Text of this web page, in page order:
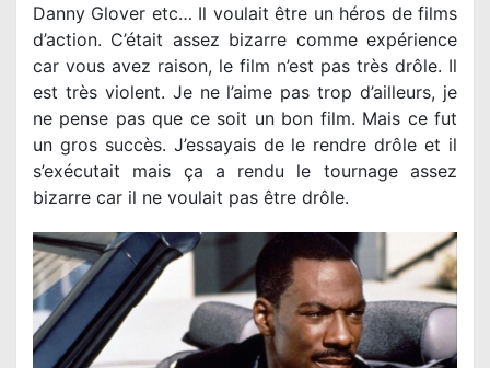
Danny Glover etc… Il voulait être un héros de films
d’action. C’était assez bizarre comme expérience
car vous avez raison, le film n’est pas très drôle. Il
est très violent. Je ne l’aime pas trop d’ailleurs, je
ne pense pas que ce soit un bon film. Mais ce fut
un gros succès. J’essayais de le rendre drôle et il
s’exécutait mais ça a rendu le tournage assez
bizarre car il ne voulait pas être drôle.